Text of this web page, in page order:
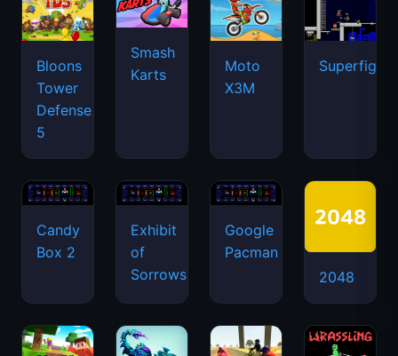
Bloons
Tower
Defense
5
Smash
Karts
Moto
X3M
Candy
Box 2
Exhibit
of
Sorrows
Google
Pacman
2048